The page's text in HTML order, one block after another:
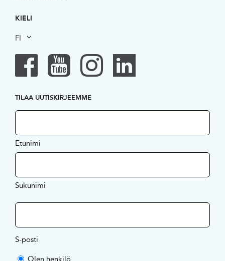
KIELI
FI
TILAA UUTISKIRJEEMME
Etunimi
Sukunimi
S-posti